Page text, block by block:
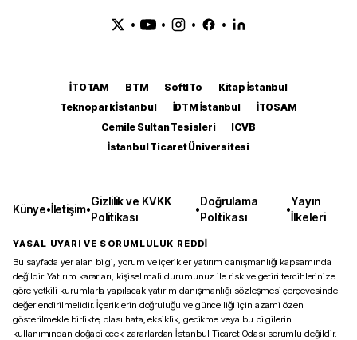
• • • •
İTOTAM BTM SoftITo
Kitap İstanbul
Teknopark İstanbul
İDTM İstanbul
İTOSAM
Cemile Sultan Tesisleri
ICVB
İstanbul Ticaret Üniversitesi
Künye•İletişim•
Gizlilik ve KVKK
Politikası
•
Doğrulama
Politikası
•
Yayın
İlkeleri
YASAL UYARI VE SORUMLULUK REDDİ
Bu sayfada yer alan bilgi, yorum ve içerikler yatırım danışmanlığı kapsamında
değildir. Yatırım kararları, kişisel mali durumunuz ile risk ve getiri tercihlerinize
göre yetkili kurumlarla yapılacak yatırım danışmanlığı sözleşmesi çerçevesinde
değerlendirilmelidir. İçeriklerin doğruluğu ve güncelliği için azami özen
gösterilmekle birlikte, olası hata, eksiklik, gecikme veya bu bilgilerin
kullanımından doğabilecek zararlardan İstanbul Ticaret Odası sorumlu değildir.